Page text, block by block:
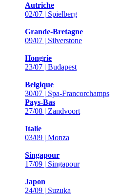
Autriche
02/07 | Spielberg
Grande-Bretagne
09/07 | Silverstone
Hongrie
23/07 | Budapest
Belgique
30/07 | Spa-Francorchamps
Pays-Bas
27/08 | Zandvoort
Italie
03/09 | Monza
Singapour
17/09 | Singapour
Japon
24/09 | Suzuka